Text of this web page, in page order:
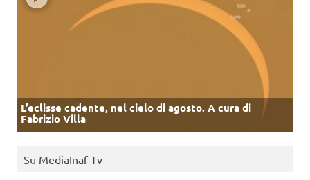
L’eclisse cadente, nel cielo di agosto. A cura di
Fabrizio Villa
Su MediaInaf Tv